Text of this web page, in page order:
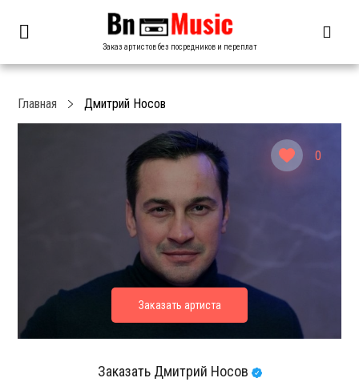
Заказ артистов без посредников и переплат
0
Главная Дмитрий Носов
Заказать Дмитрий Носов